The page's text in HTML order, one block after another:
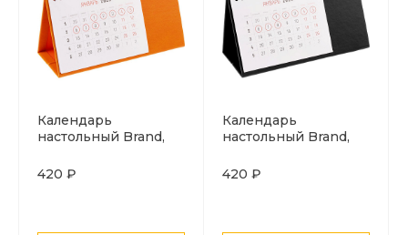
Календарь
настольный Brand,
420 ₽
Календарь
настольный Brand,
420 ₽